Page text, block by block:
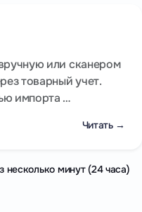
или сканером
товарный учет.
импорта …
Читать →
несколько минут (24 часа)